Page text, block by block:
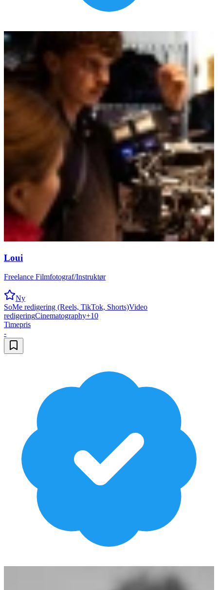
Loui
Freelance Filmfotograf/Instruktør
Ny
SoMe redigering (Reels, TikTok, Shorts)Video
redigeringCinematography+10
Timepris
-